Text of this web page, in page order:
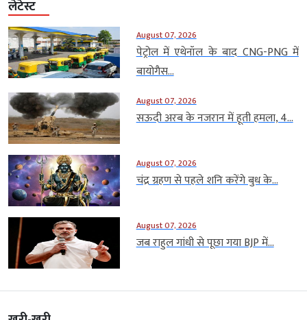
लेटेस्ट
August 07, 2026
पेट्रोल में एथेनॉल के बाद CNG-PNG में
बायोगैस...
August 07, 2026
सऊदी अरब के नजरान में हूती हमला, 4...
August 07, 2026
चंद्र ग्रहण से पहले शनि करेंगे बुध के...
August 07, 2026
जब राहुल गांधी से पूछा गया BJP में...